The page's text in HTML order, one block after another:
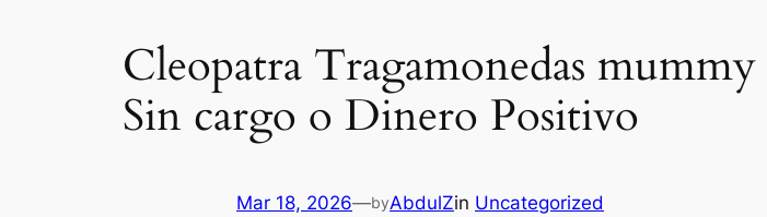
Cleopatra Tragamonedas
Sin cargo o Dinero Positivo
Mar 18, 2026—byAbdulZin Uncategorized